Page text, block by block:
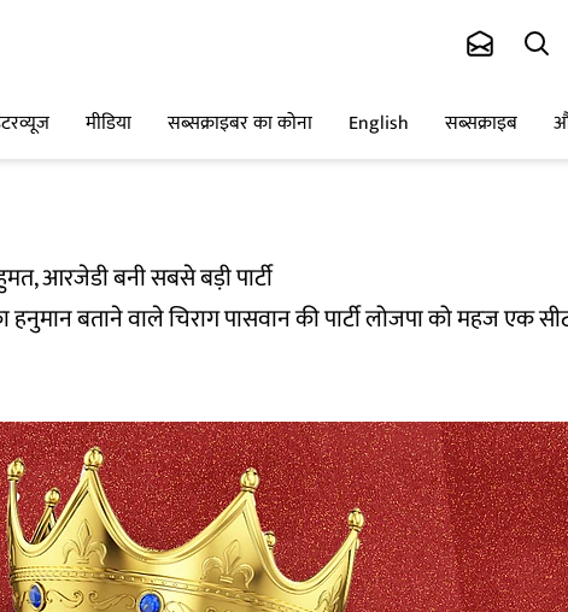
मीडिया सब्सक्राइबर का कोना English सब्सक्राइब
आरजेडी बनी सबसे बड़ी पार्टी
बताने वाले चिराग पासवान की पार्टी लोजपा को महज एक